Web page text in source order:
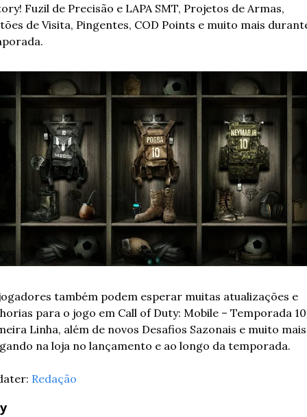
Fuzil de Precisão e LAPA SMT, Projetos de Armas,
de Visita, Pingentes, COD Points e muito mais
também podem esperar muitas atualizações e
para o jogo em Call of Duty: Mobile – Temporada
Linha, além de novos Desafios Sazonais e muito
na loja no lançamento e ao longo da temporada.
Redação